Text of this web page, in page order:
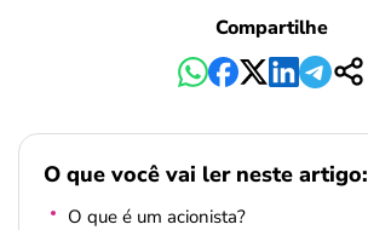
Compartilhe
O que você vai ler neste artigo:
O que é um acionista?